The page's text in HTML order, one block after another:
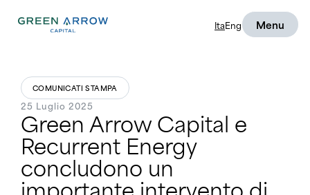
ItaEng Menu
COMUNICATI STAMPA
25 Luglio 2025
Green Arrow Capital e
Recurrent Energy
concludono un